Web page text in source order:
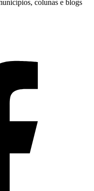
colunas e blogs